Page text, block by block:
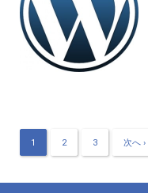
1 2 3 次へ ›